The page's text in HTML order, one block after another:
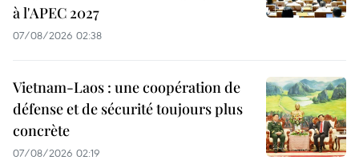
à l'APEC 2027
07/08/2026 02:38
Vietnam-Laos : une coopération de
défense et de sécurité toujours plus
concrète
07/08/2026 02:19